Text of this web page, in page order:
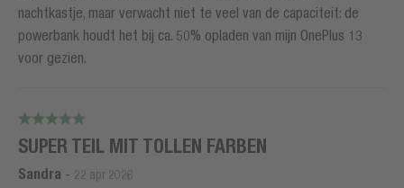
nachtkastje, maar verwacht niet te veel van de capaciteit: de
powerbank houdt het bij ca. 50% opladen van mijn OnePlus 13
voor gezien.
SUPER TEIL MIT TOLLEN FARBEN
Sandra - 22 apr 2026